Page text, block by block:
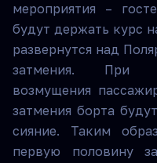
мероприятия –
будут держать курс
развернутся над
затмения. При
возмущения
затмения борта
сияние. Таким
первую половину